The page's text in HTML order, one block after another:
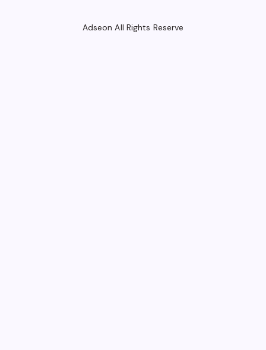
Adseon All Rights Reserve